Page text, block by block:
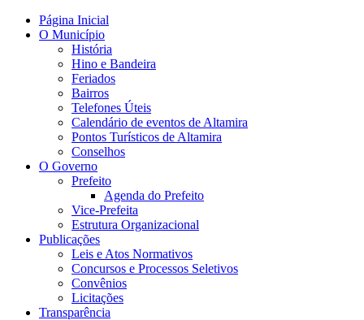
Página Inicial
O Município
História
Hino e Bandeira
Feriados
Bairros
Telefones Úteis
Calendário de eventos de Altamira
Pontos Turísticos de Altamira
Conselhos
O Governo
Prefeito
Agenda do Prefeito
Vice-Prefeita
Estrutura Organizacional
Publicações
Leis e Atos Normativos
Concursos e Processos Seletivos
Convênios
Licitações
Transparência